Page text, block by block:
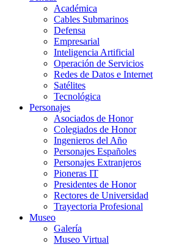
Académica
Cables Submarinos
Defensa
Empresarial
Inteligencia Artificial
Operación de Servicios
Redes de Datos e Internet
Satélites
Tecnológica
Personajes
Asociados de Honor
Colegiados de Honor
Ingenieros del Año
Personajes Españoles
Personajes Extranjeros
Pioneras IT
Presidentes de Honor
Rectores de Universidad
Trayectoria Profesional
Museo
Galería
Museo Virtual